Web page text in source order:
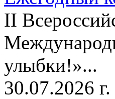
II
улыбки!»...
30.07.2026 г.